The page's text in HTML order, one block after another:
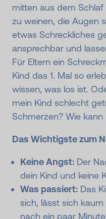
mitten aus dem
zu weinen, die Augen
etwas Schreckliches
ansprechbar und
Für Eltern ein
Kind das 1. Mal so
wissen, was los ist.
mein Kind schlecht
Schmerzen? Wie
Das Wichtigste zum
Keine Angst: Der
dein Kind und keine
Was passiert: Das
sich, lässt sich
nach ein paar